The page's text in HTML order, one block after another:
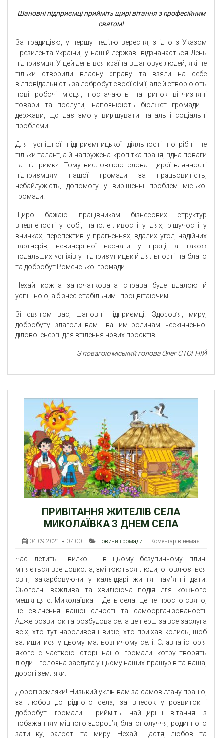
Шановні підприємці прийміть щирі вітання з професійним
святом!
За традицією, у першу неділю вересня, згідно з Указом
Президента України, у нашій державі відзначається День
підприємця. У цей день вся країна вшановує людей, які не
тільки створили власну справу та взяли на себе
відповідальність за добробут своєї сім’ї, але й створюють
нові робочі місця, постачають на ринок вітчизняні
товари та послуги, наповнюють бюджет громади і
держави, що дає змогу вирішувати нагальні соціальні
проблеми.
Для успішної підприємницької діяльності потрібні не
тільки талант, а й напружена, кропітка праця, гідна поваги
та підтримки. Тому висловлюю слова щирої вдячності
підприємцям нашої громади за працьовитість,
небайдужість, допомогу у вирішенні проблем міської
громади.
Щиро бажаю працівникам бізнесових структур
впевненості у собі, наполегливості у діях, рішучості у
вчинках, перспектив у прагненнях, вдалих угод, надійних
партнерів, невичерпної наснаги у праці, а також
подальших успіхів у підприємницькій діяльності на благо
та добробут Роменської громади.
Нехай кожна започаткована справа буде вдалою й
успішною, а бізнес стабільним і процвітаючим!
Зі святом вас, шановні підприємці! Здоров’я, миру,
добробуту, злагоди вам і вашим родинам, нескінченної
ділової енергії для втілення нових проєктів!
З повагою міський голова Олег СТОГНІЙ
ПРИВІТАННЯ ЖИТЕЛІВ СЕЛА
МИКОЛАЇВКА З ДНЕМ СЕЛА
04.09.2021 в 07:00 Новини громади Коментарів немає
Час летить швидко. І в цьому безупинному плині
міняється все довкола, змінюються люди, оновлюється
світ, закарбовуючи у календарі життя пам’ятні дати.
Сьогодні важлива та хвилююча подія для кожного
мешкнця с. Миколаївка – День села. Це не просто свято,
це свідчення вашої єдності та самоорганізованості.
Адже розвиток та розбудова села це перш за все заслуга
всіх, хто тут народився і виріс, хто приїхав колись, щоб
залишитися у цьому мальовничому селі. Славна історія
якого є часткою історії нашої громади, котру творять
люди. І головна заслуга у цьому наших пращурів та ваша,
дорогі земляки.
Дорогі земляки! Низький уклін вам за самовіддану працю,
за любов до рідного села, за внесок у розвиток і
добробут громади. Прийміть найщиріші вітання з
побажанням міцного здоров’я, благополуччя, родинного
затишку, радості та миру. Нехай щастя, любов та